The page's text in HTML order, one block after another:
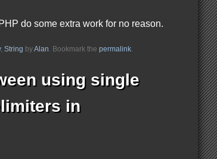
do some extra work for no reason.
, String byAlan . Bookmark the permalink
using single
in